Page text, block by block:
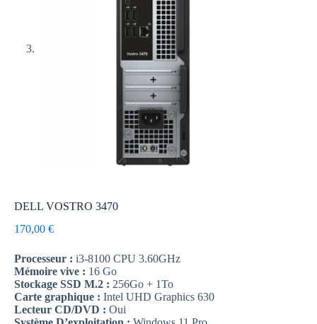
DELL VOSTRO 3470
170,00 €
Processeur : i3-8100 CPU 3.60GHz
Mémoire vive : 16 Go
Stockage SSD M.2 : 256Go + 1To
Carte graphique : Intel UHD Graphics 630
Lecteur CD/DVD : Oui